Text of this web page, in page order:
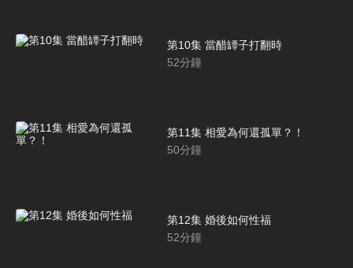
第10集 當醋罈子打翻時
52分鐘
第11集 相愛為何還孤單？！
50分鐘
第12集 婚後如何性福
52分鐘